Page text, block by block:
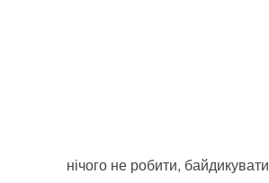
нічого не робити, байдикувати